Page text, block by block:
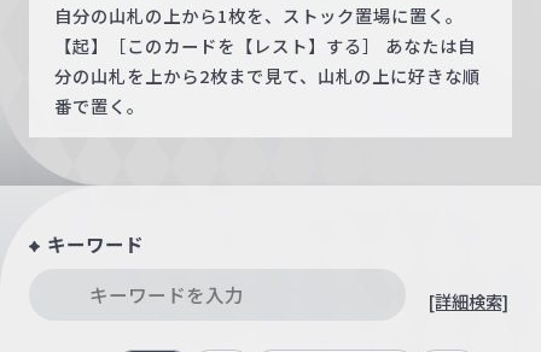
自分の山札の上から1枚を、ストック置場に置く。
【起】［このカードを【レスト】する］ あなたは自
分の山札を上から2枚まで見て、山札の上に好きな順
番で置く。
キーワード
[詳細検索]